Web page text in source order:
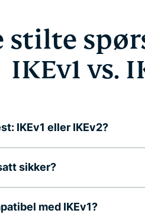
stilte
IKEv1 vs.
IKEv1 eller IKEv2?
sikker?
med IKEv1?